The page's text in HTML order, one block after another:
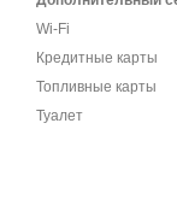
Wi-Fi
Кредитные карты
Топливные карты
Туалет